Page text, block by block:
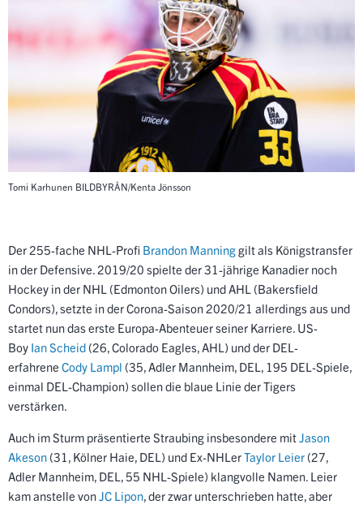
Tomi Karhunen BILDBYRÅN/Kenta Jönsson
Der 255-fache NHL-Profi Brandon Manninggilt als Königstransfer
in der Defensive. 2019/20 spielte der 31-jährige Kanadier noch
Hockey in der NHL (Edmonton Oilers) und AHL (Bakersfield
Condors), setzte in der Corona-Saison 2020/21 allerdings aus und
startet nun das erste Europa-Abenteuer seiner Karriere. US-
Boy Ian Scheid (26, Colorado Eagles, AHL) und der DEL-
erfahrene Cody Lampl (35, Adler Mannheim, DEL, 195 DEL-Spiele,
einmal DEL-Champion) sollen die blaue Linie der Tigers
verstärken.
Auch im Sturm präsentierte Straubing insbesondere mitJason
Akeson (31, Kölner Haie, DEL) und Ex-NHLerTaylor Leier (27,
Adler Mannheim, DEL, 55 NHL-Spiele) klangvolle Namen. Leier
kam anstelle vonJC Lipon, der zwar unterschrieben hatte, aber